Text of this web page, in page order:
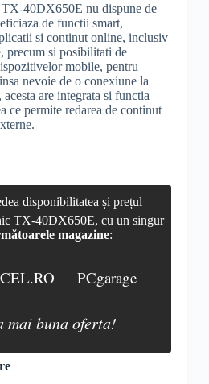
40DX650E nu dispune de
de functii smart,
si continut online, inclusiv
precum si posibilitati de
mobile, pentru
nevoie de o conexiune la
are integrata si functia
ce permite redarea de continut
disponibilitatea și prețul
TX-40DX650E, cu un singur
magazine:
CEL.RO PCgarage
mai buna oferta!